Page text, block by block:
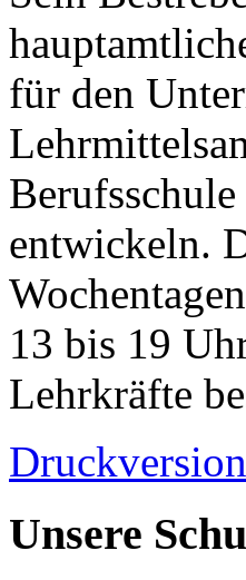
für den
entwickeln.
13 bis 19
Lehrkräfte
Druckversion
Unsere